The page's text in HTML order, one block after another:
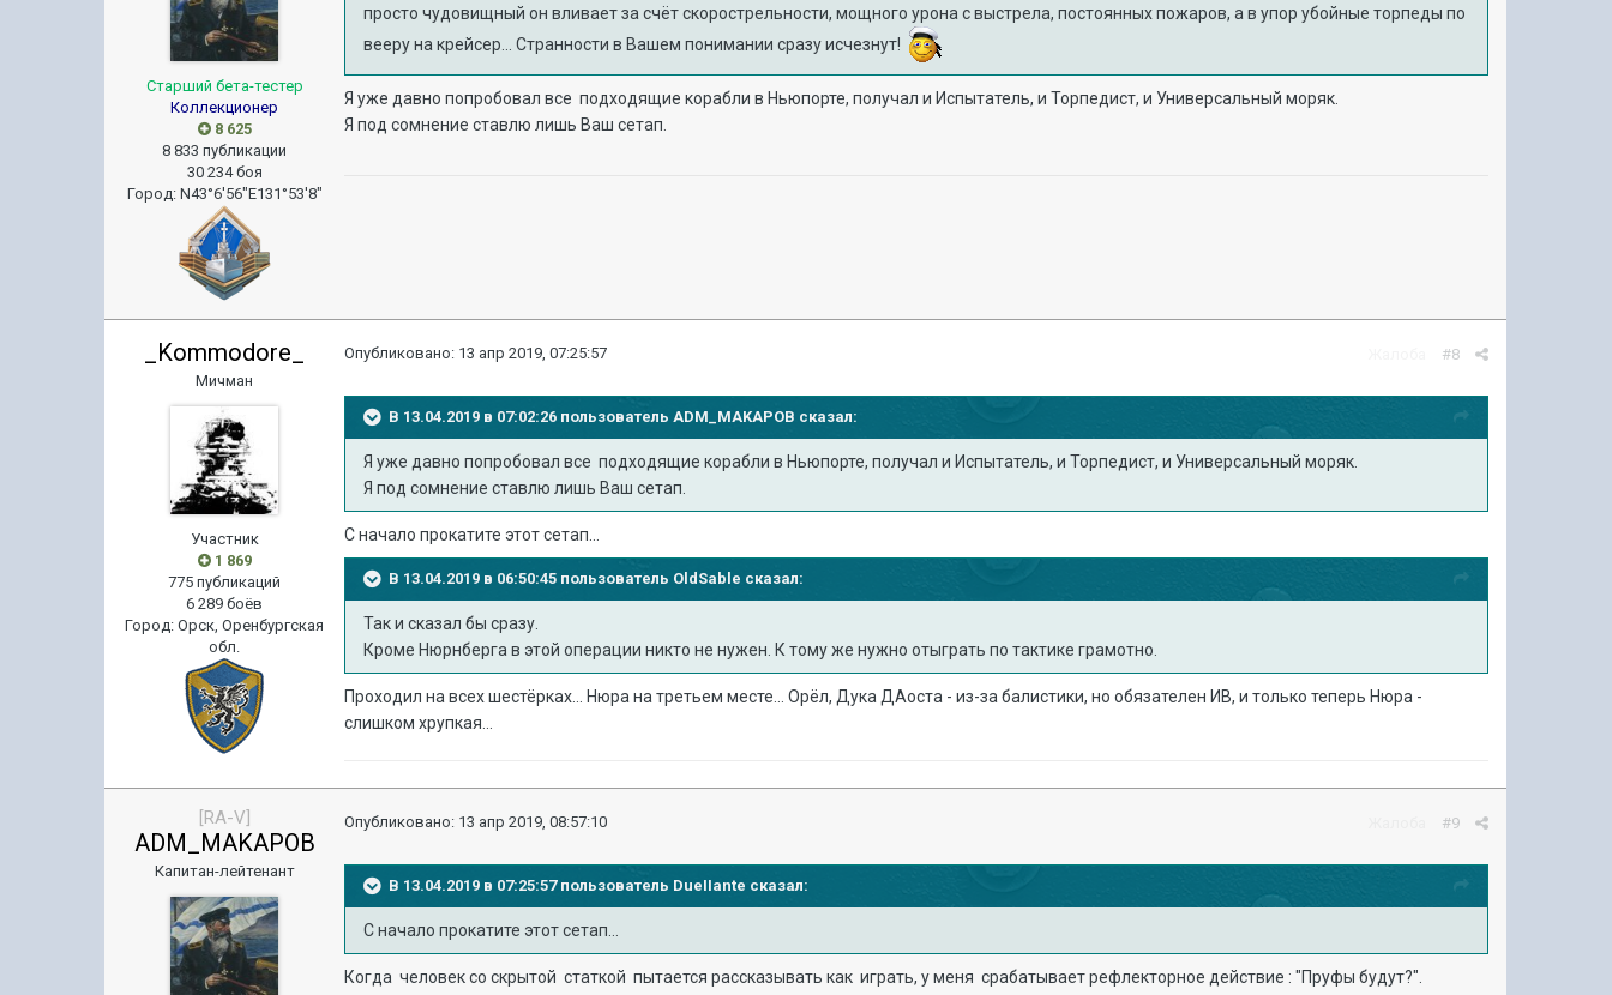
Старший бета-тестер
Коллекционер
8 625
8 833 публикации
30 234 боя
Город: N43°6'56"E131°53'8"
просто чудовищный он вливает за счёт скорострельности, мощного урона с выстрела, постоянных пожаров, а в упор убойные торпеды по
вееру на крейсер... Странности в Вашем понимании сразу исчезнут!
Я уже давно попробовал все подходящие корабли в Ньюпорте, получал и Испытатель, и Торпедист, и Универсальный моряк.
Я под сомнение ставлю лишь Ваш сетап.
_Kommodore_
Мичман
Участник
1 869
775 публикаций
6 289 боёв
Город:Орск, Оренбургская
обл.
#8
Опубликовано: 13 апр 2019, 07:25:57
В 13.04.2019 в 07:02:26 пользователь ADM_MAKAPOB сказал:
Я уже давно попробовал все подходящие корабли в Ньюпорте, получал и Испытатель, и Торпедист, и Универсальный моряк.
Я под сомнение ставлю лишь Ваш сетап.
С начало прокатите этот сетап...
В 13.04.2019 в 06:50:45 пользователь OldSable сказал:
Так и сказал бы сразу.
Кроме Нюрнберга в этой операции никто не нужен. К тому же нужно отыграть по тактике грамотно.
Проходил на всех шестёрках... Нюра на третьем месте... Орёл, Дука ДАоста - из-за балистики, но обязателен ИВ, и только теперь Нюра -
слишком хрупкая...
[RA-V]
ADM_MAKAPOB
Капитан-лейтенант
#9
Опубликовано: 13 апр 2019, 08:57:10
В 13.04.2019 в 07:25:57 пользователь DueIIante сказал:
С начало прокатите этот сетап...
Когда человек со скрытой статкой пытается рассказывать как играть, у меня срабатывает рефлекторное действие : "Пруфы будут?".